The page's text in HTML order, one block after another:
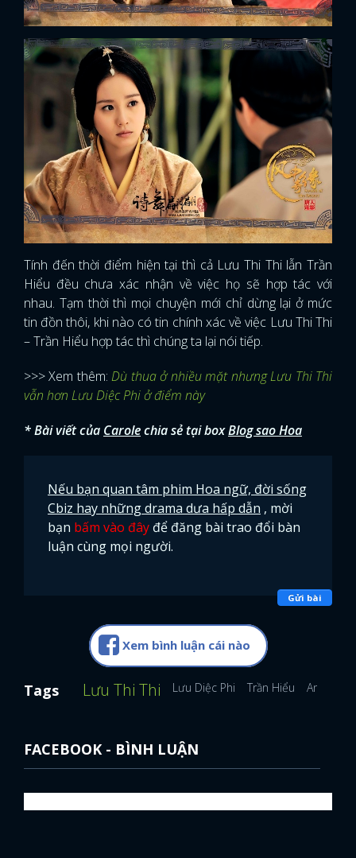
FACEBOOK GOOGLE
Tính đến thời điểm hiện tại thì cả Lưu Thi Thi lẫn Trần
Hiểu đều chưa xác nhận về việc họ sẽ hợp tác với
nhau. Tạm thời thì mọi chuyện mới chỉ dừng lại ở mức
tin đồn thôi, khi nào có tin chính xác về việc Lưu Thi Thi
– Trần Hiểu hợp tác thì chúng ta lại nói tiếp.
>>> Xem thêm:Dù thua ở nhiều mặt nhưng Lưu Thi Thi
vẫn hơn Lưu Diệc Phi ở điểm này
* Bài viết của Carolechia sẻ tại boxBlog sao Hoa
Nếu bạn quan tâm phim Hoa ngữ, đời sống
Cbiz hay những drama dưa hấp dẫn , mời
bạn bấm vào đây để đăng bài trao đổi bàn
luận cùng mọi người.
Gửi bài
Xem bình luận cái nào
Tags Lưu Thi Thi Lưu Diệc Phi Trần Hiểu
FACEBOOK - BÌNH LUẬN